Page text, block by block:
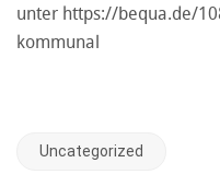
unter https://bequa.de/
kommunal
Uncategorized